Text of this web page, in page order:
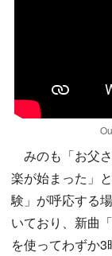
みのも「お父
楽が始まった」
験」が呼応する
いており、新曲
を使ってわずか